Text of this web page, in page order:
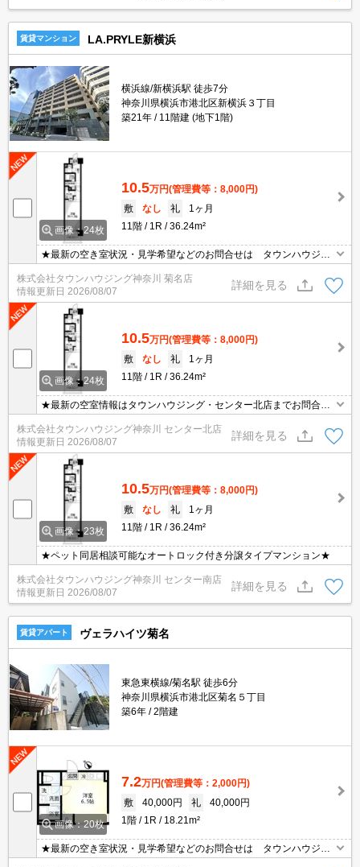
賃貸マンション LA.PRYLE新横浜
横浜線/新横浜駅 徒歩7分
神奈川県横浜市港北区新横浜３丁目
築21年
11階建 (地下1階)
画像：24枚
10.5万円(管理費等：8,000円)
敷
なし 礼
1ヶ月
11階
1R 36.24m²
★最新の空き室状況・見学希望などのお問合せは タウンハウジン
株式会社タウンハウジング神奈川 菊名店
情報更新日 2026/08/07
詳細を見る
画像：24枚
10.5万円(管理費等：8,000円)
敷
なし 礼
1ヶ月
11階
1R 36.24m²
★最新の空室情報はタウンハウジング・センター北店までお問合せ
株式会社タウンハウジング神奈川 センター北店
情報更新日 2026/08/07
詳細を見る
画像：23枚
10.5万円(管理費等：8,000円)
敷
なし 礼
1ヶ月
11階
1R 36.24m²
★ペット同居相談可能なオートロック付き分譲タイプマンション★
株式会社タウンハウジング神奈川 センター南店
情報更新日 2026/08/07
詳細を見る
賃貸アパート ヴェラハイツ菊名
東急東横線/菊名駅 徒歩6分
神奈川県横浜市港北区菊名５丁目
築6年
2階建
画像：20枚
7.2万円(管理費等：2,000円)
敷
40,000円 礼
40,000円
1階
1R 18.21m²
★最新の空き室状況・見学希望などのお問合せは タウンハウジン